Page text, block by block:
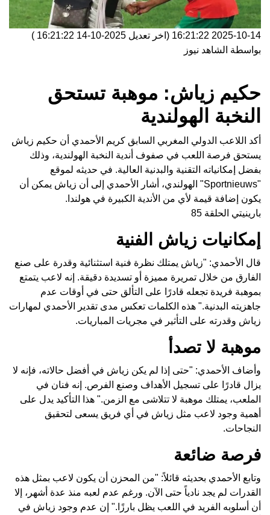
2025-10-14 16:21:22 (اخر تعديل 2025-10-14 16:21:22
)
بواسطة الشاهد نيوز
حكيم زياش: موهبة تستحق
النخبة الهولندية
أكد اللاعب الدولي المغربي السابق كريم الأحمدي أن حكيم زياش
يستحق فرصة اللعب في صفوف أندية النخبة الهولندية، وذلك
بفضل إمكانياته التقنية والبدنية العالية. في حديثه لموقع
"Sportnieuws" الهولندي، أشار الأحمدي إلى أن زياش يمكن أن
يكون إضافة قيمة لأي من الأندية الكبيرة في هولندا.
بارينيتي الحلقة 85
إمكانيات زياش الفنية
قال الأحمدي: "زياش يمتلك نظرة فنية استثنائية وقدرة على صنع
الفارق من خلال تمريرة مميزة أو تسديدة دقيقة. إنه لاعب يتمتع
بموهبة فريدة تجعله قادرًا على التألق حتى في أوقات عدم
جاهزيته البدنية." هذه الكلمات تعكس مدى تقدير الأحمدي لمهارات
زياش وقدرته على التأثير في مجريات المباريات.
موهبة لا تصدأ
وأضاف الأحمدي: "حتى إذا لم يكن زياش في أفضل حالاته، فإنه لا
يزال قادرًا على تسجيل الأهداف وصنع الفرص. إنه فنان في
الملعب، يمتلك موهبة لا تتلاشى مع الزمن." هذا التأكيد يدل على
أهمية وجود لاعب مثل زياش في أي فريق يسعى لتحقيق
النجاحات.
فرصة ضائعة
وتابع الأحمدي بحديثه قائلاً: "من المحزن أن يكون لاعب بمثل هذه
القدرات لم يجد نادياً حتى الآن. ورغم عدم لعبه منذ عدة أشهر، إلا
أن أسلوبه الفريد في اللعب يظل بارزًا." إن عدم وجود زياش في